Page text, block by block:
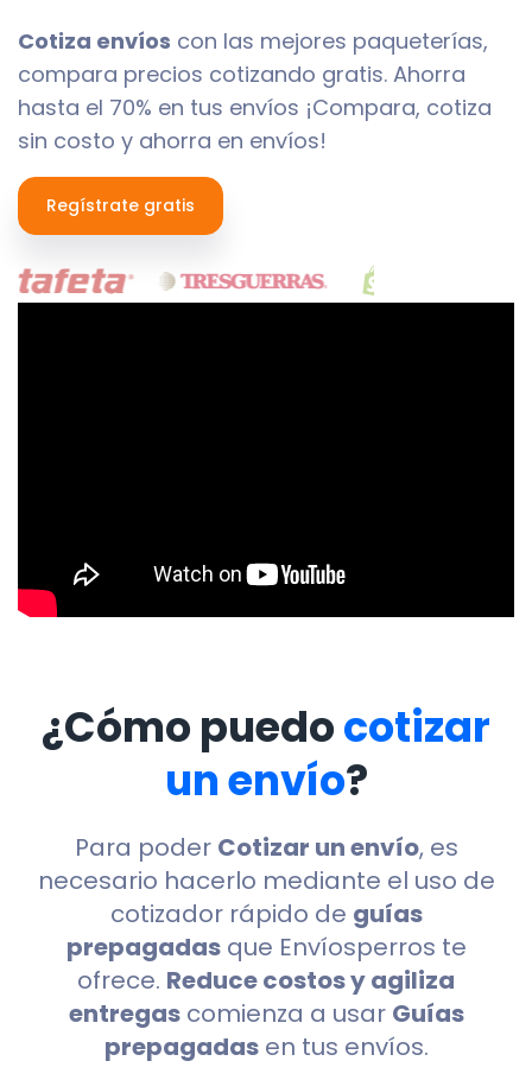
Cotiza envíos con las mejores paqueterías,
compara precios cotizando gratis. Ahorra
hasta el 70% en tus envíos ¡Compara, cotiza
sin costo y ahorra en envíos!
Regístrate gratis
¿Cómo puedocotizar
un envío?
Para poder Cotizar un envío, es
necesario hacerlo mediante el uso de
cotizador rápido de guías
prepagadasque Envíosperros te
ofrece. Reduce costos y agiliza
entregascomienza a usar Guías
prepagadasen tus envíos.